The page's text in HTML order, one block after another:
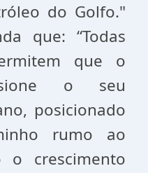
do Golfo."
que: “Todas
que o
o seu
posicionado
rumo ao
crescimento